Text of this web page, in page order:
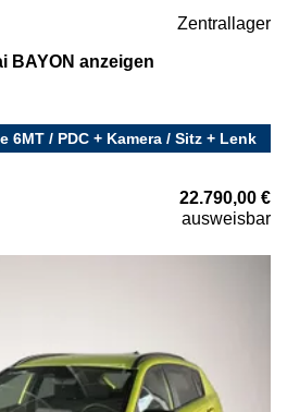
Zentrallager
BAYON anzeigen
/ PDC + Kamera / Sitz + Lenk
22.790,00 €
ausweisbar